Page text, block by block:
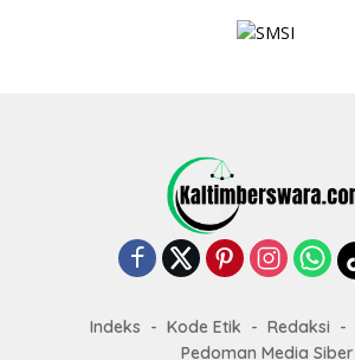
Indeks Kode Etik Redaksi
Pedoman Media Siber